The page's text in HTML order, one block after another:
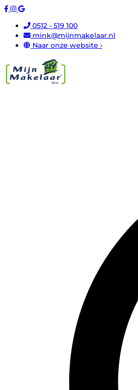
0512 - 519 100
mink@mijnmakelaar.nl
Naar onze website ›